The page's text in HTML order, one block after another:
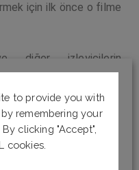
için ilk önce o filme
diğer izleyicilerin
to provide you with
remembering your
clicking "Accept",
cookies.